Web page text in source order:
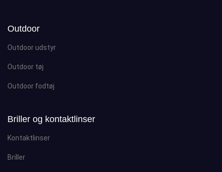
Outdoor
Outdoor udstyr
Outdoor tøj
Outdoor fodtøj
Briller og kontaktlinser
Kontaktlinser
Briller